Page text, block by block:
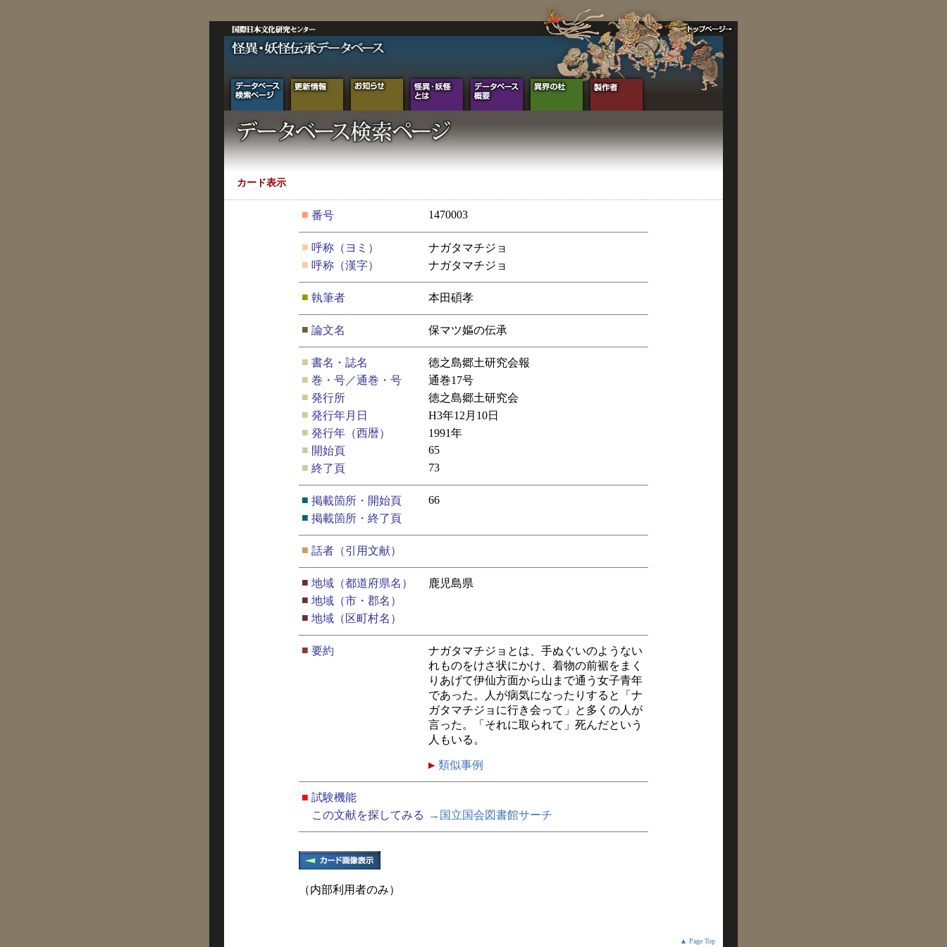
カード表示
■ 番号 1470003
■ 呼称（ヨミ）
ナガタマチジョ
■ 呼称（漢字） ナガタマチジョ
■ 執筆者 本田碩孝
■ 論文名 保マツ嫗の伝承
■ 書名・誌名
徳之島郷土研究会報
■ 巻・号／通巻・号
通巻17号
■ 発行所
徳之島郷土研究会
■ 発行年月日
H3年12月10日
■ 発行年（西暦）
1991年
■ 開始頁
65
■ 終了頁 73
■ 掲載箇所・開始頁
66
■ 掲載箇所・終了頁
■ 話者（引用文献）
■ 地域（都道府県名）
鹿児島県
■ 地域（市・郡名）
■ 地域（区町村名）
■ 要約
ナガタマチジョとは、手ぬぐいのようない
れものをけさ状にかけ、着物の前裾をまく
りあげて伊仙方面から山まで通う女子青年
であった。人が病気になったりすると「ナ
ガタマチジョに行き会って」と多くの人が
言った。「それに取られて」死んだという
人もいる。
類似事例
■ 試験機能
この文献を探してみる
→国立国会図書館サーチ
（内部利用者のみ）
▲ Page Top